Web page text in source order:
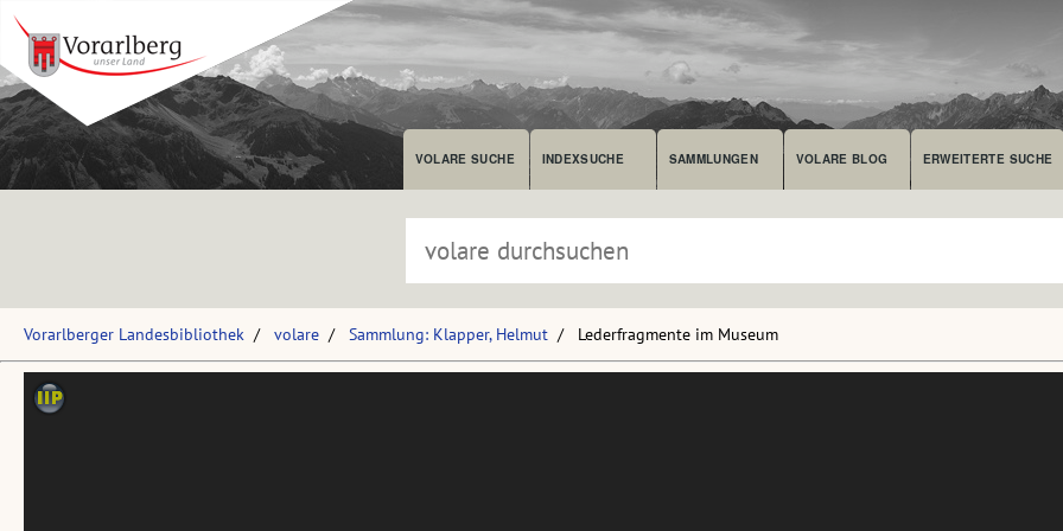
VOLARE SUCHE INDEXSUCHE SAMMLUNGEN VOLARE BLOG ERWEITERTE SUCHE
Vorarlberger Landesbibliothek volare Sammlung: Klapper, Helmut Lederfragmente im Museum